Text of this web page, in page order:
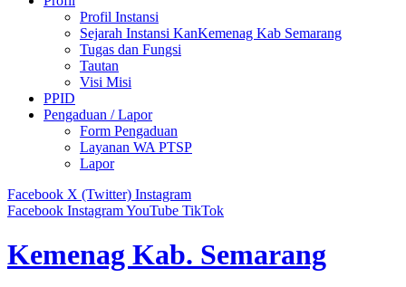
Profil Instansi
Sejarah Instansi KanKemenag Kab Semarang
Tugas dan Fungsi
Tautan
Visi Misi
PPID
Pengaduan / Lapor
Form Pengaduan
Layanan WA PTSP
Lapor
Facebook X (Twitter) Instagram
Facebook InstagramYouTube TikTok
Kemenag Kab. Semarang